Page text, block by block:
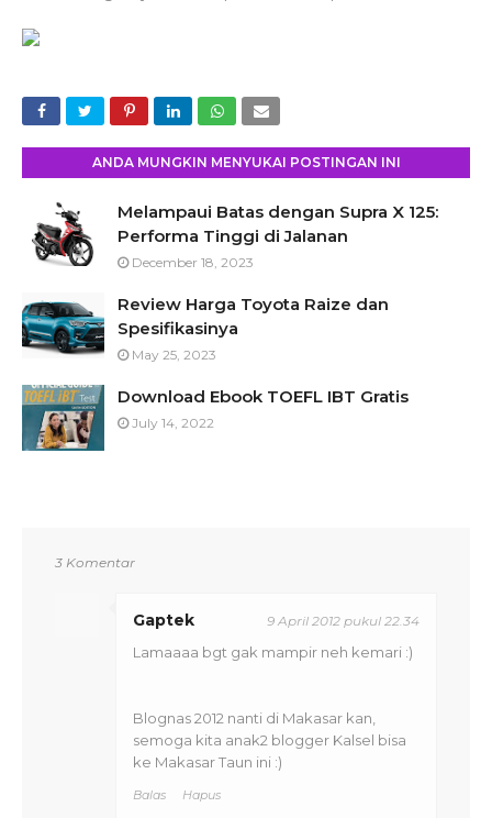
ANDA MUNGKIN MENYUKAI POSTINGAN INI
Melampaui Batas dengan Supra X 125:
Performa Tinggi di Jalanan
December 18, 2023
Review Harga Toyota Raize dan
Spesifikasinya
May 25, 2023
Download Ebook TOEFL IBT Gratis
July 14, 2022
3 Komentar
Gaptek 9 April 2012 pukul 22.34
Lamaaaa bgt gak mampir neh kemari :)
Blognas 2012 nanti di Makasar kan,
semoga kita anak2 blogger Kalsel bisa
ke Makasar Taun ini :)
Balas Hapus